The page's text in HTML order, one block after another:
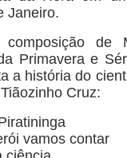
Janeiro.
de
Primavera e
a história do
Cruz:
vamos contar